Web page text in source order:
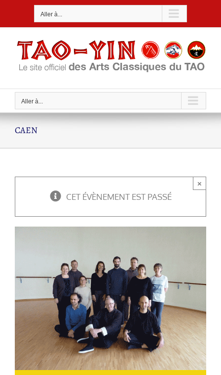
Aller à...
Aller à...
CAEN
CET ÉVÈNEMENT EST PASSÉ
×